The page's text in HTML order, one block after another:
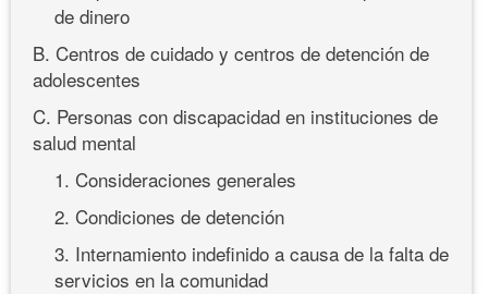
de dinero
B. Centros de cuidado y centros de detención de
adolescentes
C. Personas con discapacidad en instituciones de
salud mental
1. Consideraciones generales
2. Condiciones de detención
3. Internamiento indefinido a causa de la falta de
servicios en la comunidad